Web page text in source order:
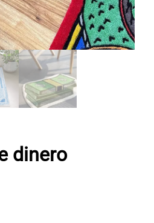
dinero